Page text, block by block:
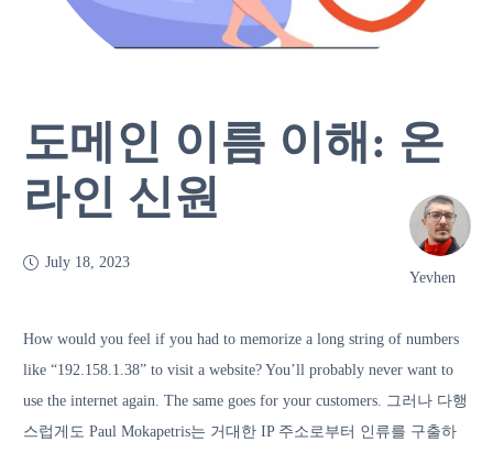
도메인 이름 이해: 온
라인 신원
July 18, 2023
Yevhen
How would you feel if you had to memorize a long string of numbers
like “192.158.1.38” to visit a website? You’ll probably never want to
use the internet again. The same goes for your customers. 그러나 다행
스럽게도 Paul Mokapetris는 거대한 IP 주소로부터 인류를 구출하